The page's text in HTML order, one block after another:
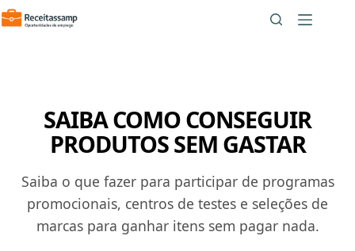
Pular
para
SAIBA COMO CONSEGUIR
PRODUTOS SEM GASTAR
Saiba o que fazer para participar de programas
promocionais, centros de testes e seleções de
marcas para ganhar itens sem pagar nada.